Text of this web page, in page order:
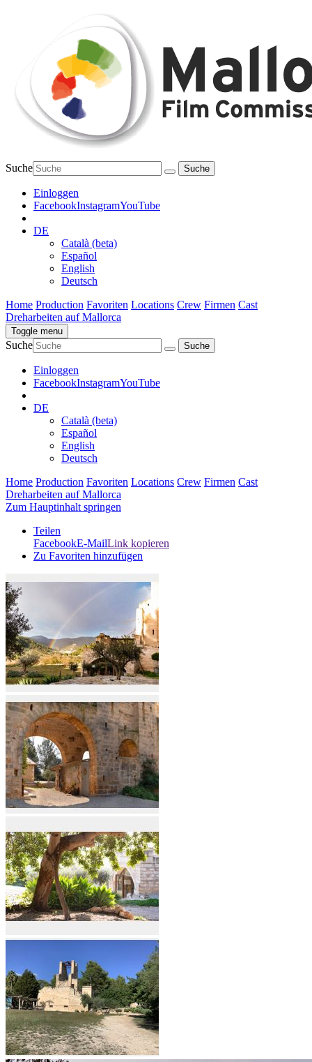
Suche
Einloggen
FacebookInstagramYouTube
DE
Català (beta)
Español
English
Deutsch
Home Production Favoriten Locations Crew Firmen Cast
Dreharbeiten auf Mallorca
Toggle menu
Suche
Einloggen
FacebookInstagramYouTube
DE
Català (beta)
Español
English
Deutsch
Home Production Favoriten Locations Crew Firmen Cast
Dreharbeiten auf Mallorca
Zum Hauptinhalt springen
Teilen
FacebookE-MailLink kopieren
Zu Favoriten hinzufügen